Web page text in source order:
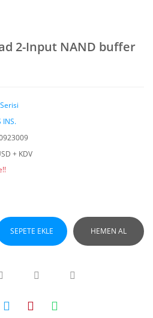
2-Input NAND buffer
INS.
+ KDV
SEPETE EKLE HEMEN AL